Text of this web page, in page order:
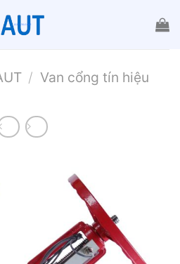
/ Van cổng tín hiệu